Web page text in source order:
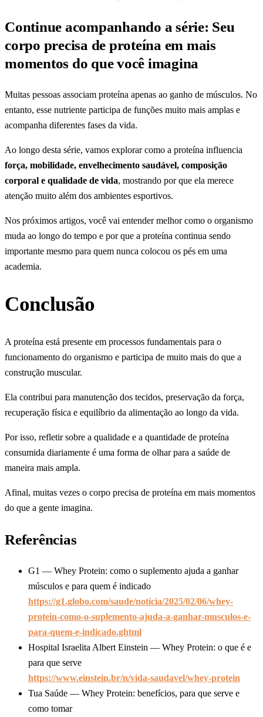
Continue acompanhando a série: Seu
corpo precisa de proteína em mais
momentos do que você imagina
Muitas pessoas associam proteína apenas ao ganho de músculos. No
entanto, esse nutriente participa de funções muito mais amplas e
acompanha diferentes fases da vida.
Ao longo desta série, vamos explorar como a proteína influencia
força, mobilidade, envelhecimento saudável, composição
corporal e qualidade de vida, mostrando por que ela merece
atenção muito além dos ambientes esportivos.
Nos próximos artigos, você vai entender melhor como o organismo
muda ao longo do tempo e por que a proteína continua sendo
importante mesmo para quem nunca colocou os pés em uma
academia.
Conclusão
A proteína está presente em processos fundamentais para o
funcionamento do organismo e participa de muito mais do que a
construção muscular.
Ela contribui para manutenção dos tecidos, preservação da força,
recuperação física e equilíbrio da alimentação ao longo da vida.
Por isso, refletir sobre a qualidade e a quantidade de proteína
consumida diariamente é uma forma de olhar para a saúde de
maneira mais ampla.
Afinal, muitas vezes o corpo precisa de proteína em mais momentos
do que a gente imagina.
Referências
G1 — Whey Protein: como o suplemento ajuda a ganhar
músculos e para quem é indicado
https://g1.globo.com/saude/noticia/2025/02/06/whey-
protein-como-o-suplemento-ajuda-a-ganhar-musculos-e-
para-quem-e-indicado.ghtml
Hospital Israelita Albert Einstein — Whey Protein: o que é e
para que serve
https://www.einstein.br/n/vida-saudavel/whey-protein
Tua Saúde — Whey Protein: benefícios, para que serve e
como tomar